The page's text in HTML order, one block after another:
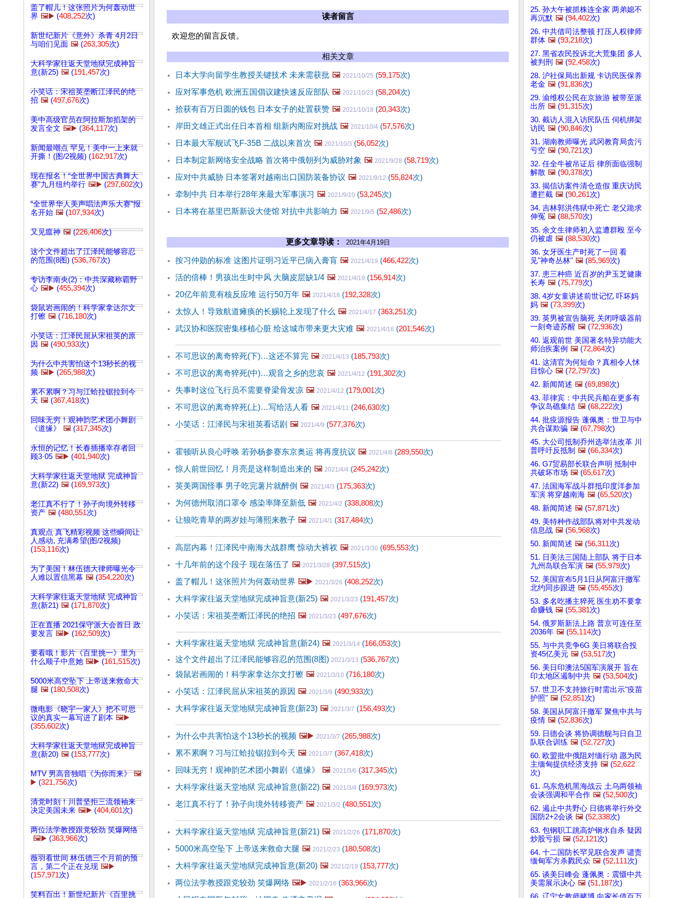
盖了帽儿！这张照片为何轰动世
界 🖼️▶️ (408,252次)
新世纪新片《意外》杀青 4月2日
与咱们见面 🖼️ (263,305次)
大科学家往返天堂地狱完成神旨
意(新25) 🖼️ (191,457次)
小笑话：宋祖英垄断江泽民的绝
招 🖼️ (497,676次)
美中高级官员在阿拉斯加掐架的
发言全文 🖼️▶️ (364,117次)
新闻最嘲点 罕见！美中一上来就
开撕！(图/2视频) (162,917次)
现在报名！“全世界中国古典舞大
赛”九月纽约举行 🖼️▶️ (297,602次)
“全世界华人美声唱法声乐大赛”报
名开始 🖼️ (107,934次)
又见瘟神 🖼️(226,406次)
这个文件超出了江泽民能够容忍
的范围(8图) (536,767次)
专访李南央(2)：中共深藏称霸野
心 🖼️▶️ (455,394次)
袋鼠岩画闹的！科学家拿达尔文
打镲 🖼️ (716,180次)
小笑话：江泽民屈从宋祖英的原
因 🖼️ (490,933次)
为什么中共害怕这个13秒长的视
频 🖼️▶️ (265,988次)
累不累啊？习与江蛤拉锯拉到今
天 🖼️ (367,418次)
回味无穷！观神韵艺术团小舞剧
《道缘》
🖼️ (317,345次)
永恒的记忆！长春插播幸存者回
顾3·05 🖼️▶️ (401,940次)
大科学家往返天堂地狱 完成神旨
意(新22) 🖼️ (169,973次)
老江真不行了！孙子向境外转移
资产 🖼️ (480,551次)
真观点 真飞精彩视频 这些瞬间让
人感动, 充满希望(图/2视频)
(153,116次)
为了美国！林伍德大律师曝光令
人难以置信黑幕 🖼️ (354,220次)
大科学家往返天堂地狱 完成神旨
意(新21) 🖼️ (171,870次)
正在直播 2021保守派大会首日 政
要发言 🖼️▶️ (162,509次)
要看哦！影片《百里挑一》里为
什么顺子中意她 🖼️▶️ (161,515次)
5000米高空坠下 上帝送来救命大
腿 🖼️ (180,508次)
微电影《晓宇一家人》把不可思
议的真实一幕写进了剧本 🖼️▶️
(355,602次)
大科学家往返天堂地狱完成神旨
意(新20) 🖼️ (153,777次)
MTV 男高音独唱《为你而来》 🖼️
▶️ (321,756次)
清党时刻！川普坚拒三流领袖来
决定美国未来 🖼️▶️ (404,601次)
两位法学教授跟党较劲 笑爆网络
🖼️▶️ (363,966次)
薇羽看世间 林伍德三个月前的预
言，第二个正在兑现 🖼️▶️
(157,971次)
笑料百出！新世纪新片《百里挑
读者留言
欢迎您的留言反馈。
相关文章
日本大学向留学生教授关键技术 未来需获批 🖼️ 2021/10/25 (59,175次)
应对军事危机 欧洲五国倡议建快速反应部队 🖼️ 2021/10/23 (58,204次)
拾获有百万日圆的钱包 日本女子的处置获赞 🖼️ 2021/10/18 (20,343次)
岸田文雄正式出任日本首相 组新内阁应对挑战 🖼️ 2021/10/4 (57,576次)
日本最大军舰试飞F-35B 二战以来首次 🖼️ 2021/10/3 (56,052次)
日本制定新网络安全战略 首次将中俄朝列为威胁对象 🖼️ 2021/9/28 (58,719次)
应对中共威胁 日本签署对越南出口国防装备协议 🖼️ 2021/9/12 (55,824次)
牵制中共 日本举行28年来最大军事演习 🖼️ 2021/9/10 (53,245次)
日本将在基里巴斯新设大使馆 对抗中共影响力 🖼️ 2021/9/5 (52,486次)
更多文章导读： 2021年4月19日
按习仲勋的标准 这图片证明习近平已病入膏肓 🖼️ 2021/4/19 (466,422次)
活的倍棒！男孩出生时中风 大脑皮层缺1/4 🖼️ 2021/4/19 (156,914次)
20亿年前竟有核反应堆 运行50万年 🖼️ 2021/4/18 (192,328次)
太惊人！导致航道瘫痪的长赐轮上发现了什么 🖼️ 2021/4/17 (363,251次)
武汉协和医院密集移植心脏 给这城市带来更大灾难 🖼️ 2021/4/16 (201,546次)
不可思议的离奇猝死(下)…这还不算完 🖼️ 2021/4/13 (185,793次)
不可思议的离奇猝死(中)…观音之乡的悲哀 🖼️ 2021/4/12 (191,302次)
失事时这位飞行员不需要脊梁骨发凉 🖼️ 2021/4/12 (179,001次)
不可思议的离奇猝死(上)…写给活人看 🖼️ 2021/4/11 (246,630次)
小笑话：江泽民与宋祖英看话剧 🖼️ 2021/4/9 (577,376次)
霍顿听从良心呼唤 若孙杨参赛东京奥运 将再度抗议 🖼️ 2021/4/8 (289,550次)
惊人前世回忆！月亮是这样制造出来的 🖼️ 2021/4/4 (245,242次)
英美两国怪事 男子吃完薯片就醉倒 🖼️ 2021/4/3 (175,363次)
为何德州取消口罩令 感染率降至新低 🖼️ 2021/4/2 (338,808次)
让狼吃青草的两岁娃与薄熙来教子 🖼️ 2021/4/1 (317,484次)
高层内幕！江泽民中南海大战群鹰 惊动大裤衩 🖼️ 2021/3/30 (695,553次)
十几年前的这个段子 现在落伍了 🖼️ 2021/3/28 (397,515次)
盖了帽儿！这张照片为何轰动世界 🖼️▶️ 2021/3/26 (408,252次)
大科学家往返天堂地狱完成神旨意(新25) 🖼️ 2021/3/23 (191,457次)
小笑话：宋祖英垄断江泽民的绝招 🖼️ 2021/3/23 (497,676次)
大科学家往返天堂地狱 完成神旨意(新24) 🖼️ 2021/3/14 (166,053次)
这个文件超出了江泽民能够容忍的范围(8图) 2021/3/13 (536,767次)
袋鼠岩画闹的！科学家拿达尔文打镲 🖼️ 2021/3/10 (716,180次)
小笑话：江泽民屈从宋祖英的原因 🖼️ 2021/3/9 (490,933次)
大科学家往返天堂地狱完成神旨意(新23) 🖼️ 2021/3/7 (156,493次)
为什么中共害怕这个13秒长的视频 🖼️▶️ 2021/3/7 (265,988次)
累不累啊？习与江蛤拉锯拉到今天 🖼️ 2021/3/7 (367,418次)
回味无穷！观神韵艺术团小舞剧《道缘》
🖼️ 2021/3/6 (317,345次)
大科学家往返天堂地狱 完成神旨意(新22) 🖼️ 2021/3/4 (169,973次)
老江真不行了！孙子向境外转移资产 🖼️ 2021/3/2 (480,551次)
大科学家往返天堂地狱 完成神旨意(新21) 🖼️ 2021/2/26 (171,870次)
5000米高空坠下 上帝送来救命大腿 🖼️ 2021/2/23 (180,508次)
大科学家往返天堂地狱完成神旨意(新20) 🖼️ 2021/2/19 (153,777次)
两位法学教授跟党较劲 笑爆网络 🖼️▶️ 2021/2/16 (363,966次)
25. 孙大午被抓株连全家 两弟媳不
再沉默 🖼️ (94,402次)
26. 中共借司法整顿 打压人权律师
群体 🖼️ (93,218次)
27. 黑省农民投诉北大荒集团 多人
被判刑 🖼️ (92,458次)
28. 沪社保局出新规 卡访民医保养
老金 🖼️ (91,836次)
29. 渝维权公民在京旅游 被带至派
出所 🖼️ (91,315次)
30. 截访人混入访民队伍 伺机绑架
访民 🖼️ (90,846次)
31. 湖南教师曝光 武冈教育局贪污
亏空 🖼️ (90,721次)
32. 任全牛被吊证后 律所面临强制
解散 🖼️ (90,378次)
33. 揭信访案件清仓造假 重庆访民
遭拦截 🖼️ (90,261次)
34. 吉林郭洪伟狱中死亡 老父跪求
伸冤 🖼️ (88,570次)
35. 余文生律师初入监遭群殴 至今
仍被虐 🖼️ (88,530次)
36. 女牙医生产时死了一回 看
见"神奇丛林" 🖼️ (85,969次)
37. 患三种癌 近百岁的尹玉芝健康
长寿 🖼️ (75,779次)
38. 4岁女童讲述前世记忆 吓坏妈
妈 🖼️ (73,399次)
39. 英男被宣告脑死 关闭呼吸器前
一刻奇迹苏醒 🖼️ (72,936次)
40. 返观前世 美国著名特异功能大
师治疾案例 🖼️ (72,864次)
41. 这清官为何短命？真相令人怵
目惊心 🖼️ (72,797次)
42. 新闻简述 🖼️ (69,898次)
43. 菲律宾：中共民兵船在更多有
争议岛礁集结 🖼️ (68,222次)
44. 批疫源报告 蓬佩奥：世卫与中
共合谋欺骗 🖼️ (67,798次)
45. 大公司抵制乔州选举法改革 川
普呼吁反抵制 🖼️ (66,334次)
46. G7贸易部长联合声明 抵制中
共破坏市场 🖼️ (65,617次)
47. 法国海军战斗群抵印度洋参加
军演 将穿越南海 🖼️ (65,520次)
48. 新闻简述 🖼️ (57,871次)
49. 美特种作战部队将对中共发动
信息战 🖼️ (56,968次)
50. 新闻简述 🖼️ (56,311次)
51. 日美法三国陆上部队 将于日本
九州岛联合军演 🖼️ (55,979次)
52. 美国宣布5月1日从阿富汗撤军
北约同步跟进 🖼️ (55,455次)
53. 多名吃播主猝死 医生劝不要拿
命赚钱 🖼️ (55,381次)
54. 俄罗斯新法上路 普京可连任至
2036年 🖼️ (55,114次)
55. 与中共竞争6G 美日将联合投
资45亿美元 🖼️ (53,517次)
56. 美日印澳法5国军演展开 旨在
印太地区遏制中共 🖼️ (53,504次)
57. 世卫不支持旅行时需出示"疫苗
护照" 🖼️ (52,851次)
58. 美国从阿富汗撤军 聚焦中共与
疫情 🖼️ (52,836次)
59. 日德会谈 将协调德舰与日自卫
队联合训练 🖼️ (52,727次)
60. 欧盟批中俄阻对缅行动 愿为民
主缅甸提供经济支持 🖼️ (52,622
次)
61. 乌东危机黑海战云 土乌两领袖
会谈强调和平合作 🖼️ (52,500次)
62. 遏止中共野心 日德将举行外交
国防2+2会谈 🖼️ (52,338次)
63. 包钢职工跳高炉钢水自杀 疑因
炒股亏损 🖼️ (52,121次)
64. 十二国防长罕见联合发声 谴责
缅甸军方杀戮民众 🖼️ (52,111次)
65. 谈美日峰会 蓬佩奥：震慑中共
美需展示决心 🖼️ (51,187次)
66. 辽宁女教师赌博 向家长借百万